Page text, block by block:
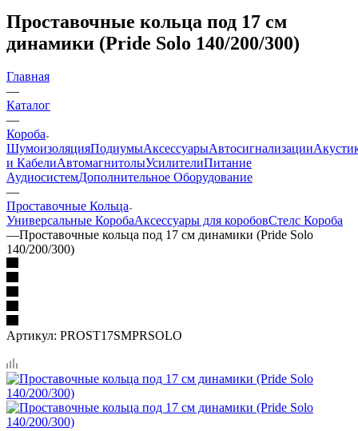
Проставочные кольца под 17 см
динамики (Pride Solo 140/200/300)
Главная
—
Каталог
—
Короба
ШумоизоляцияПодиумыАксессуарыАвтосигнализации
и КабелиАвтомагнитолыУсилителиПитание
АудиосистемДополнительное Оборудование
—
Проставочные Кольца
Универсальные КоробаАксессуары для коробовСтелс Короба
—Проставочные кольца под 17 см динамики (Pride Solo
140/200/300)
Артикул: PROST17SMPRSOLO